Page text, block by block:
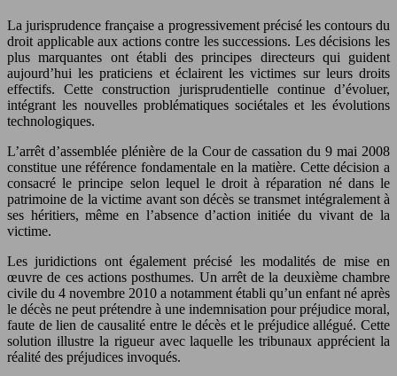
La jurisprudence française a progressivement précisé les contours du
droit applicable aux actions contre les successions. Les décisions les
plus marquantes ont établi des principes directeurs qui guident
aujourd’hui les praticiens et éclairent les victimes sur leurs droits
effectifs. Cette construction jurisprudentielle continue d’évoluer,
intégrant les nouvelles problématiques sociétales et les évolutions
technologiques.
L’arrêt d’assemblée plénière de la Cour de cassation du 9 mai 2008
constitue une référence fondamentale en la matière. Cette décision a
consacré le principe selon lequel le droit à réparation né dans le
patrimoine de la victime avant son décès se transmet intégralement à
ses héritiers, même en l’absence d’action initiée du vivant de la
victime.
Les juridictions ont également précisé les modalités de mise en
œuvre de ces actions posthumes. Un arrêt de la deuxième chambre
civile du 4 novembre 2010 a notamment établi qu’un enfant né après
le décès ne peut prétendre à une indemnisation pour préjudice moral,
faute de lien de causalité entre le décès et le préjudice allégué. Cette
solution illustre la rigueur avec laquelle les tribunaux apprécient la
réalité des préjudices invoqués.